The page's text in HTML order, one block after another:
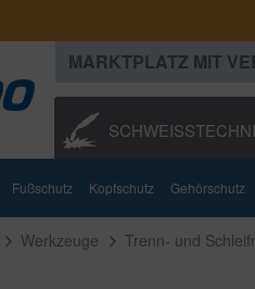
MARKTPLATZ MIT
SCHWEISSTECHNIK
Schweißzubehör Zusatzwerkstoffe
Fußschutz Kopfschutz Gehörschutz
Werkzeuge Trenn- und